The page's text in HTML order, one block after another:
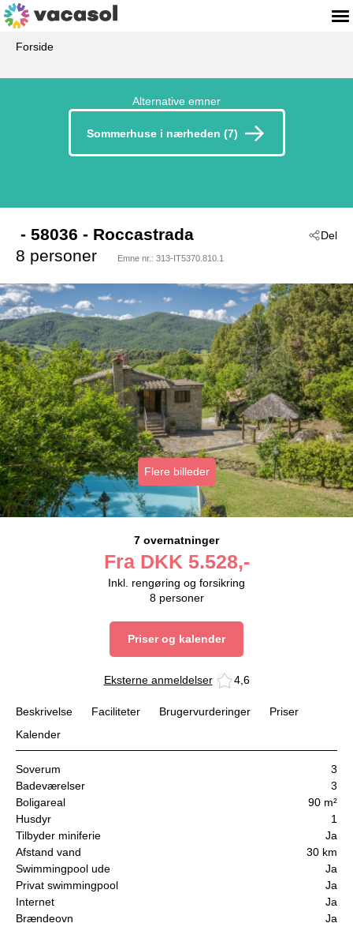
Forside
Alternative emner
Sommerhuse i nærheden (7)
Del
- 58036 - Roccastrada
8 personer
Emne nr.: 313-IT5370.810.1
Flere billeder
7 overnatninger
Fra DKK 5.528,-
Inkl. rengøring og forsikring
8 personer
Priser og kalender
Eksterne anmeldelser 4,6
Beskrivelse Faciliteter Brugervurderinger
Priser
Kalender
Soverum
3
Badeværelser
3
Boligareal
90 m²
Husdyr
1
Tilbyder miniferie
Ja
Afstand vand
30 km
Swimmingpool ude
Ja
Privat swimmingpool
Ja
Internet
Ja
Brændeovn
Ja